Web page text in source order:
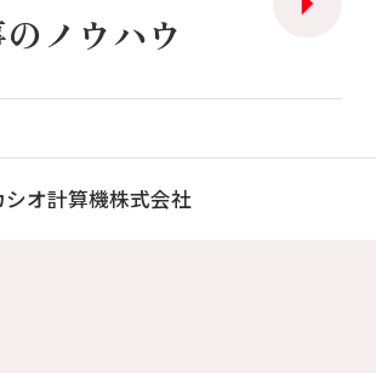
ノウハウ
シオ計算機株式会社